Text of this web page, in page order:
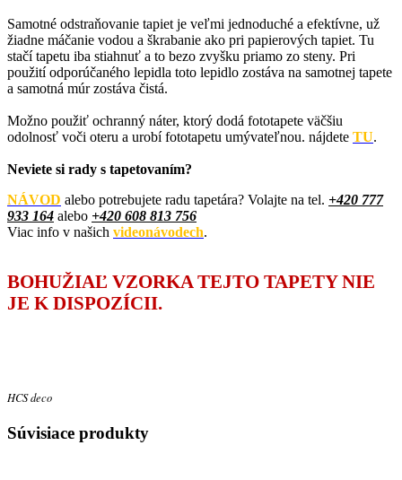
Samotné odstraňovanie tapiet je veľmi jednoduché a efektívne, už
žiadne máčanie vodou a škrabanie ako pri papierových tapiet. Tu
stačí tapetu iba stiahnuť a to bezo zvyšku priamo zo steny. Pri
použití odporúčaného lepidla toto lepidlo zostáva na samotnej tapete
a samotná múr zostáva čistá.
Možno použiť ochranný náter, ktorý dodá fototapete väčšiu
odolnosť voči oteru a urobí fototapetu umývateľnou. nájdete TU.
Neviete si rady s tapetovaním?
NÁVOD alebo potrebujete radu tapetára? Volajte na tel. +420 777
933 164 alebo +420 608 813 756
Viac info v našich videonávodech.
BOHUŽIAĽ VZORKA TEJTO TAPETY NIE
JE K DISPOZÍCII.
HCS deco
Súvisiace produkty